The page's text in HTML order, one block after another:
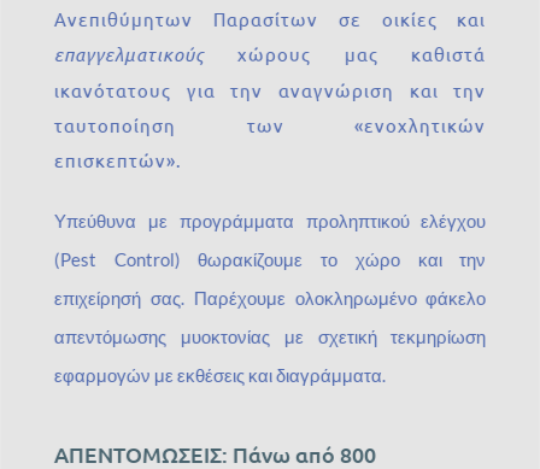
Ανεπιθύμητων Παρασίτων σε οικίες και
επαγγελματικούςχώρους μας καθιστά
ικανότατους για την αναγνώριση και την
ταυτοποίηση των «ενοχλητικών
επισκεπτών».
Υπεύθυνα με προγράμματα προληπτικού ελέγχου
(Pest Control) θωρακίζουμε το χώρο και την
επιχείρησή σας. Παρέχουμε ολοκληρωμένο φάκελο
απεντόμωσης μυοκτονίας με σχετική τεκμηρίωση
εφαρμογών με εκθέσεις και διαγράμματα.
ΑΠΕΝΤΟΜΩΣΕΙΣ: Πάνω από 800